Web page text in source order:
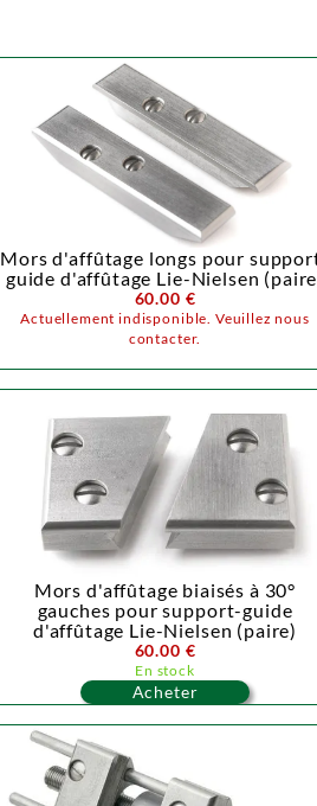
Mors d'affûtage longs pour
guide d'affûtage Lie-Nielsen
60.00 €
Actuellement indisponible. Veuillez nous
contacter.
Mors d'affûtage biaisés à 30°
gauches pour support-guide
d'affûtage Lie-Nielsen (paire)
60.00 €
En stock
Acheter